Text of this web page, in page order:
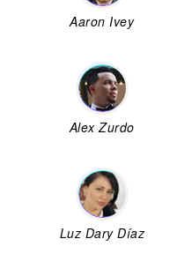
Aaron Ivey
Alex Zurdo
Luz Dary Díaz